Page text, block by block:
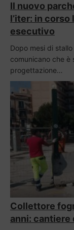
Il nuovo
l’iter: in
esecutivo
Dopo mesi di
comunicano che
progettazione…
Collettore
anni: cantiere